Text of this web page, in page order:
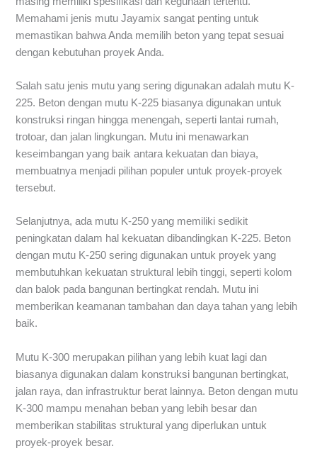
Memahami jenis mutu Jayamix sangat penting untuk
memastikan bahwa Anda memilih beton yang tepat sesuai
dengan kebutuhan proyek Anda.
Salah satu jenis mutu yang sering digunakan adalah mutu K-
225. Beton dengan mutu K-225 biasanya digunakan untuk
konstruksi ringan hingga menengah, seperti lantai rumah,
trotoar, dan jalan lingkungan. Mutu ini menawarkan
keseimbangan yang baik antara kekuatan dan biaya,
membuatnya menjadi pilihan populer untuk proyek-proyek
tersebut.
Selanjutnya, ada mutu K-250 yang memiliki sedikit
peningkatan dalam hal kekuatan dibandingkan K-225. Beton
dengan mutu K-250 sering digunakan untuk proyek yang
membutuhkan kekuatan struktural lebih tinggi, seperti kolom
dan balok pada bangunan bertingkat rendah. Mutu ini
memberikan keamanan tambahan dan daya tahan yang lebih
baik.
Mutu K-300 merupakan pilihan yang lebih kuat lagi dan
biasanya digunakan dalam konstruksi bangunan bertingkat,
jalan raya, dan infrastruktur berat lainnya. Beton dengan mutu
K-300 mampu menahan beban yang lebih besar dan
memberikan stabilitas struktural yang diperlukan untuk
proyek-proyek besar.